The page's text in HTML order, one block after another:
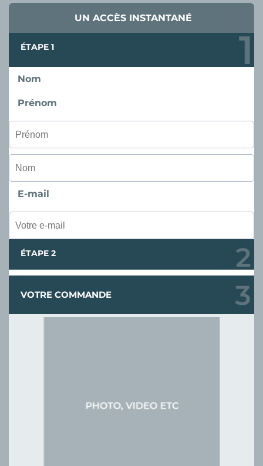
UN ACCÈS INSTANTANÉ
ÉTAPE 1
Nom
Prénom
E-mail
ÉTAPE 2
VOTRE COMMANDE